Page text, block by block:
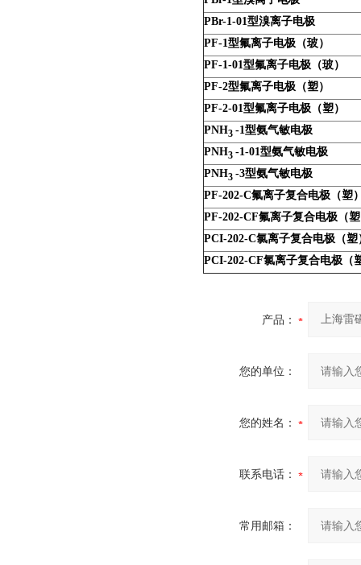
PBr-1-01型溴离子电极
PF-1型氟离子电极（玻）
PF-1-01型氟离子电极（玻）
PF-2型氟离子电极（塑）
PF-2-01型氟离子电极（塑）
PNH3 -1型氨气敏电极
PNH3 -1-01型氨气敏电极
PNH3 -3型氨气敏电极
PF-202-C氟离子复合电极（塑
PF-202-CF氟离子复合电极（
PCI-202-C氯离子复合电极（塑
PCI-202-CF氯离子复合电极（
产品：
您的单位：
您的姓名：
联系电话：
常用邮箱：